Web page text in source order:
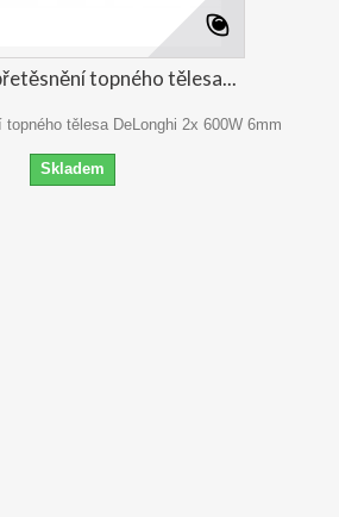
topného tělesa...
topného tělesa DeLonghi 2x 600W 6mm
Skladem